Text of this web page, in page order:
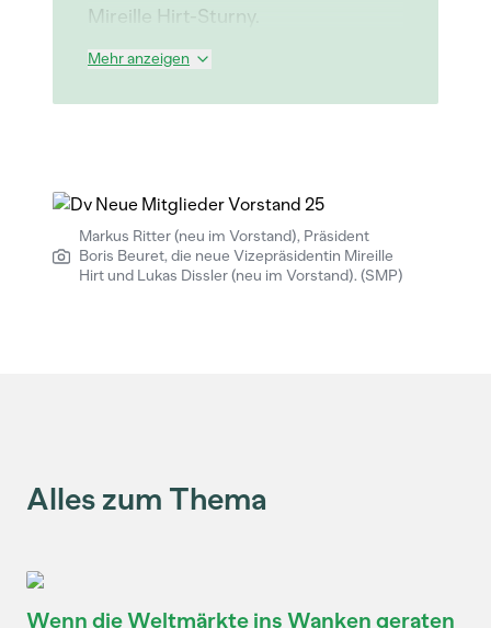
Mireille Hirt-Sturny.
Mehr anzeigen
Markus Ritter (neu im Vorstand), Präsident
Boris Beuret, die neue Vizepräsidentin Mireille
Hirt und Lukas Dissler (neu im Vorstand). (SMP)
Alles zum Thema
Wenn die Weltmärkte ins Wanken geraten